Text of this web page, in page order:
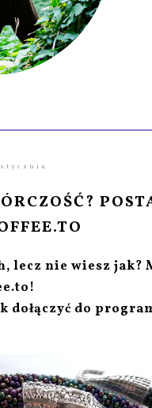
lecz nie wiesz jak?
dołączyć do